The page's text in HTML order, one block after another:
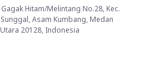
Hitam/Melintang No.28, Kec.
Asam Kumbang, Medan
20128, Indonesia